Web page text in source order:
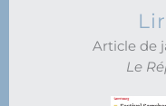
Article de
Le